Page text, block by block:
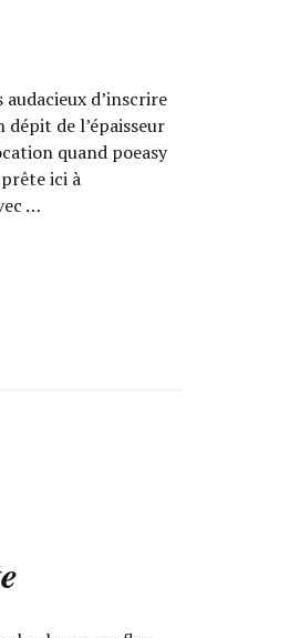
d’inscrire
de l’épaisseur
quand poeasy
prête ici à
…